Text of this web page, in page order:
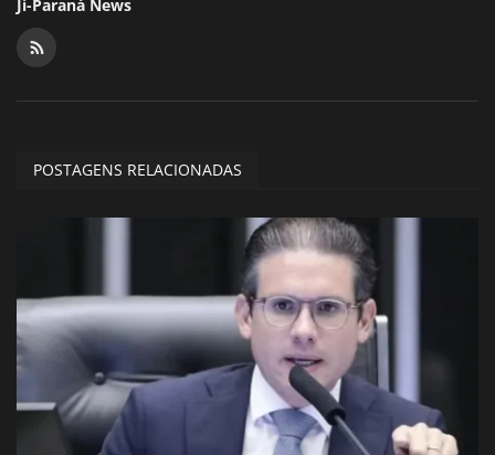
Ji-Paraná News
POSTAGENS RELACIONADAS